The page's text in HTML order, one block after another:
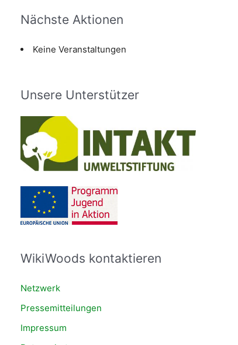
Nächste Aktionen
Keine Veranstaltungen
Unsere Unterstützer
WikiWoods kontaktieren
Netzwerk
Pressemitteilungen
Impressum